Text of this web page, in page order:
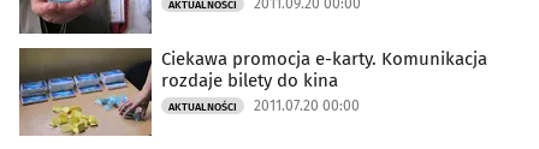
AKTUALNOŚCI 2011.09.20 00:00
Ciekawa promocja e-karty. Komunikacja
rozdaje bilety do kina
AKTUALNOŚCI 2011.07.20 00:00